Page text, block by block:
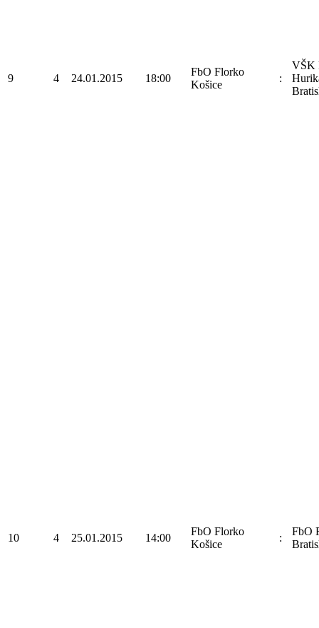
9 4 24.01.2015 18:00
FbO Florko
Košice
:
VŠK
10 4 25.01.2015 14:00
FbO Florko
Košice
:
FbO